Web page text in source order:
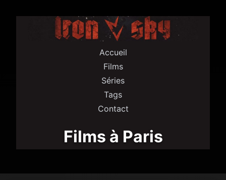
Accueil
Films
Séries
Tags
Contact
Films à Paris